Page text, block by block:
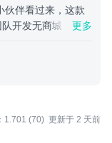
伙伴看过来，这款
开发无商城无内更多
1.701 (70) 更新于 2 天前